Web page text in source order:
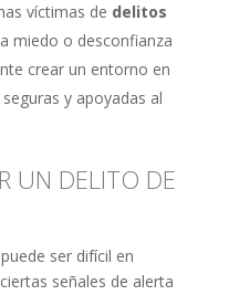
víctimas de delitos
miedo o desconfianza
crear un entorno en
y apoyadas al
UN DELITO DE
puede ser difícil en
señales de alerta